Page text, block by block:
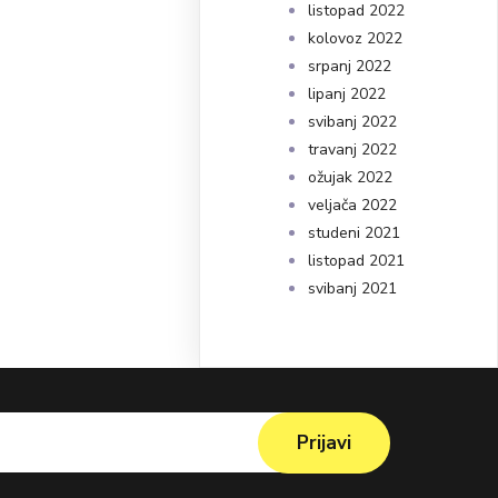
listopad 2022
kolovoz 2022
srpanj 2022
lipanj 2022
svibanj 2022
travanj 2022
ožujak 2022
veljača 2022
studeni 2021
listopad 2021
svibanj 2021
Prijavi